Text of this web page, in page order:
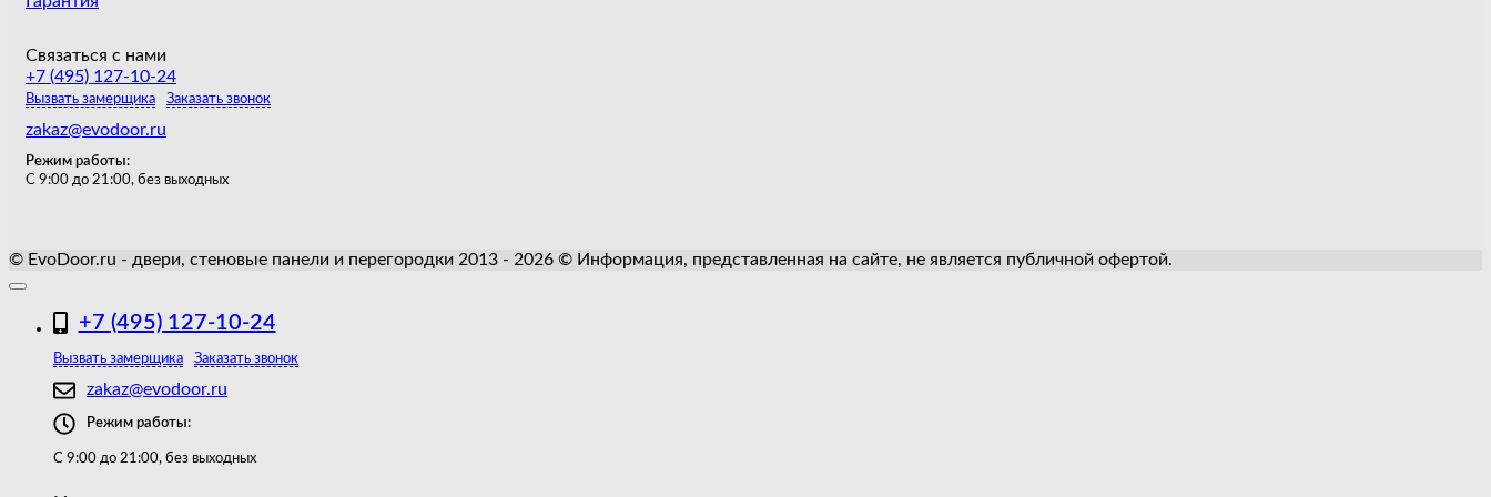
Связаться с нами
+7 (495) 127-10-24
Вызвать замерщика Заказать звонок
zakaz@evodoor.ru
Режим работы:
С 9:00 до 21:00, без выходных
© EvoDoor.ru - двери, стеновые панели и перегородки 2013 - 2026 © Информация, представленная на сайте, не является публичной офертой.
+7 (495) 127-10-24
Вызвать замерщика Заказать звонок
zakaz@evodoor.ru
Режим работы:
С 9:00 до 21:00, без выходных